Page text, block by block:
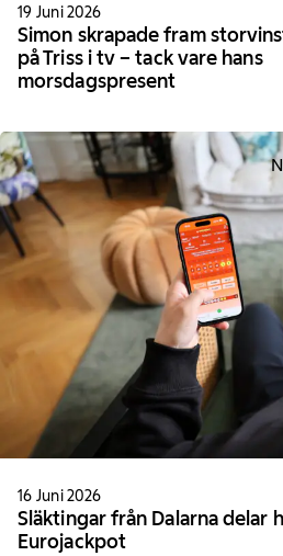
19 Juni 2026
Simon skrapade fram
på Triss i tv – tack vare hans
morsdagspresent
16 Juni 2026
Släktingar från Dalarna delar
Eurojackpot